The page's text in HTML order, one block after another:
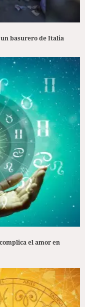
basurero de Italia
el amor en